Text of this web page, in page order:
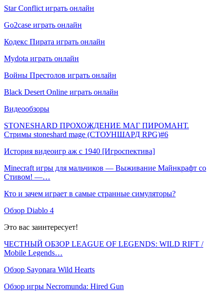
Star Conflict играть онлайн
Go2case играть онлайн
Кодекс Пирата играть онлайн
Mydota играть онлайн
Войны Престолов играть онлайн
Black Desert Online играть онлайн
Видеообзоры
STONESHARD ПРОХОЖДЕНИЕ МАГ ПИРОМАНТ.
Стримы stoneshard mage (СТОУНШАРД RPG)#6
История видеоигр аж с 1940 [Игроспектива]
Minecraft игры для мальчиков — Выживание Майнкрафт со
Стивом! —…
Кто и зачем играет в самые странные симуляторы?
Обзор Diablo 4
Это вас заинтересует!
ЧЕСТНЫЙ ОБЗОР LEAGUE OF LEGENDS: WILD RIFT /
Mobile Legends…
Обзор Sayonara Wild Hearts
Обзор игры Necromunda: Hired Gun